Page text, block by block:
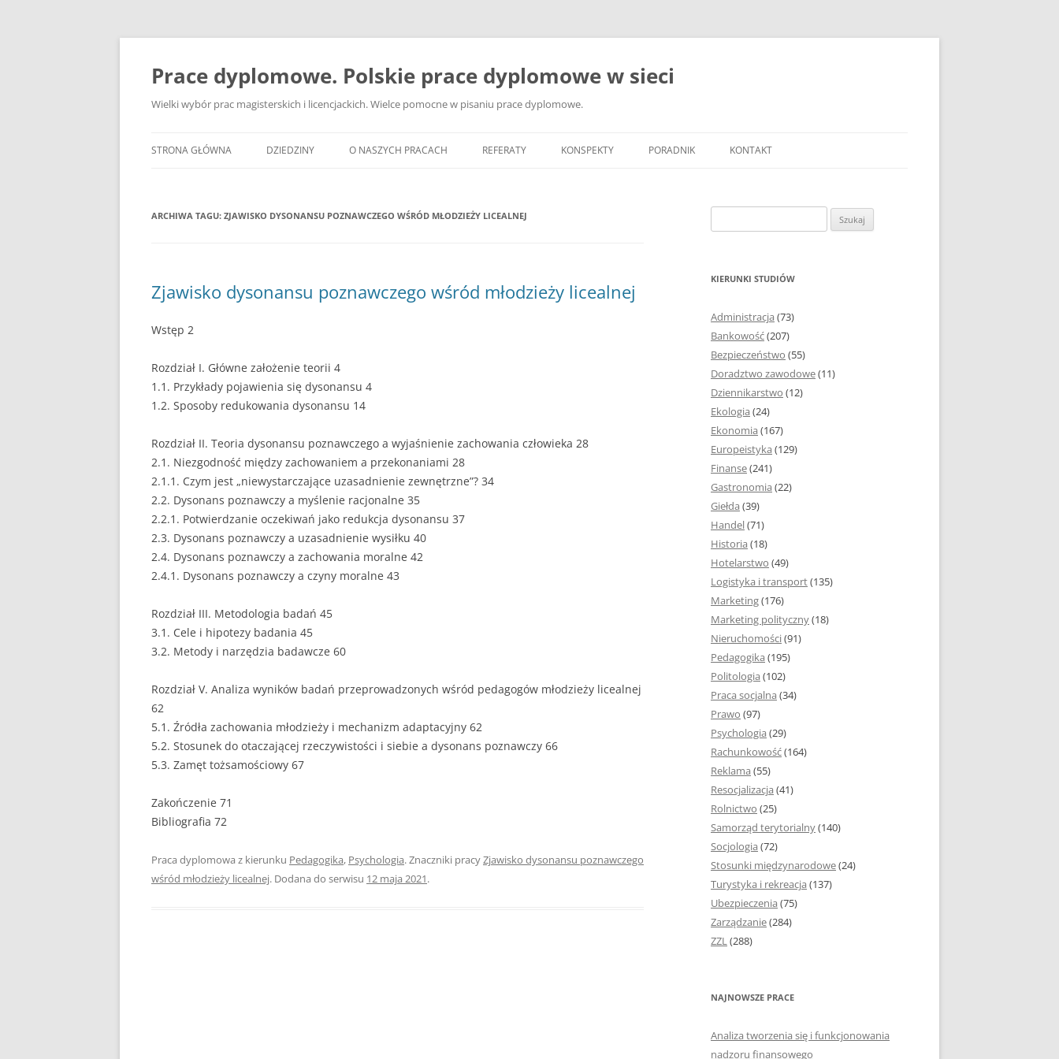
Przejdź
Prace dyplomowe. Polskie prace dyplomowe w sieci
Wielki wybór prac magisterskich i licencjackich. Wielce pomocne w pisaniu prace dyplomowe.
STRONA GŁÓWNA DZIEDZINY
BANKOWOŚĆ
FINANSE
GASTRONOMIA
HANDEL
HISTORIA
HOTELARSTWO
MARKETING
PEDAGOGIKA
POLITOLOGIA
RACHUNKOWOŚĆ
O NASZYCH PRACACH REFERATY KONSPEKTY PORADNIK
JAK ZBIERAĆ I OPRACOWYWAĆ
BIBLIOGRAFICZNYCH
ZAWARTOŚĆ I ROZMIAR PRACY
DYPLOMOWEJ
ESTETYKA PRACY DYPLOMOWEJ –
WYRÓŻNIENIA, NUMEROWANIE
CZCIONKA, MARGINESY I
WIELKOŚĆ STRON
STRUKTURA AKAPITU W PRACY
DYPLOMOWEJ
STYL PRACY DYPLOMOWEJ
SPIS TREŚCI W PRACY
DYPLOMOWEJ
WSTĘP PRACY DYPLOMOWEJ
ROZDZIAŁY I PODROZDZIAŁY
ZAKOŃCZENIE PRACY
DYPLOMOWEJ
BIBLIOGRAFIA
SPIS RYSUNKÓW, TABEL I
ZAŁĄCZNIKÓW
TABELE, RYSUNKI ORAZ WYKRESY
KSIĄŻKI, KTÓRE POMOGĄ CI
KONTAKT
ARCHIWA TAGU: ZJAWISKO DYSONANSU POZNAWCZEGO WŚRÓD MŁODZIEŻY LICEALNEJ
Zjawisko dysonansu poznawczego wśród młodzieży licealnej
Wstęp 2
Rozdział I. Główne założenie teorii 4
1.1. Przykłady pojawienia się dysonansu 4
1.2. Sposoby redukowania dysonansu 14
Rozdział II. Teoria dysonansu poznawczego a wyjaśnienie zachowania człowieka 28
2.1. Niezgodność między zachowaniem a przekonaniami 28
2.1.1. Czym jest „niewystarczające uzasadnienie zewnętrzne”? 34
2.2. Dysonans poznawczy a myślenie racjonalne 35
2.2.1. Potwierdzanie oczekiwań jako redukcja dysonansu 37
2.3. Dysonans poznawczy a uzasadnienie wysiłku 40
2.4. Dysonans poznawczy a zachowania moralne 42
2.4.1. Dysonans poznawczy a czyny moralne 43
Rozdział III. Metodologia badań 45
3.1. Cele i hipotezy badania 45
3.2. Metody i narzędzia badawcze 60
Rozdział V. Analiza wyników badań przeprowadzonych wśród pedagogów młodzieży licealnej
62
5.1. Źródła zachowania młodzieży i mechanizm adaptacyjny 62
5.2. Stosunek do otaczającej rzeczywistości i siebie a dysonans poznawczy 66
5.3. Zamęt tożsamościowy 67
Zakończenie 71
Bibliografia 72
Praca dyplomowa z kierunku Pedagogika, Psychologia. Znaczniki pracyZjawisko dysonansu poznawczego
wśród młodzieży licealnej. Dodana do serwisu 12 maja 2021.
KIERUNKI STUDIÓW
Administracja (73)
Bankowość(207)
Bezpieczeństwo (55)
Doradztwo zawodowe(11)
Dziennikarstwo (12)
Ekologia (24)
Ekonomia (167)
Europeistyka (129)
Finanse(241)
Gastronomia (22)
Giełda (39)
Handel(71)
Historia (18)
Hotelarstwo (49)
Logistyka i transport(135)
Marketing(176)
Marketing polityczny(18)
Nieruchomości(91)
Pedagogika (195)
Politologia (102)
Praca socjalna (34)
Prawo (97)
Psychologia (29)
Rachunkowość(164)
Reklama (55)
Resocjalizacja (41)
Rolnictwo (25)
Samorząd terytorialny(140)
Socjologia (72)
Stosunki międzynarodowe(24)
Turystyka i rekreacja (137)
Ubezpieczenia (75)
Zarządzanie(284)
ZZL(288)
NAJNOWSZE PRACE
Analiza tworzenia się i funkcjonowania
nadzoru finansowego